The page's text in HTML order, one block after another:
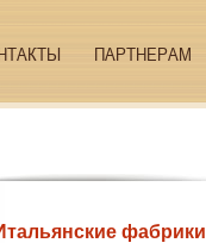
ПАРТНЕРАМ
фабрики